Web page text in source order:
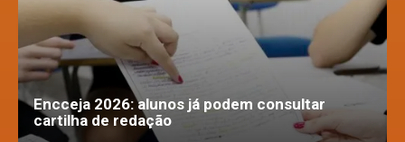
Encceja 2026: alunos já podem consultar
cartilha de redação